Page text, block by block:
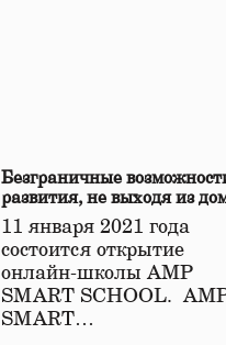
Безграничные
развития, не выходя из
11 января 2021 года
состоится открытие
онлайн-школы АМР
SMART SCHOOL.
SMART…